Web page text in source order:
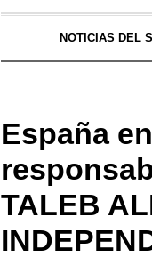
NOTICIAS DEL
España
TALEB